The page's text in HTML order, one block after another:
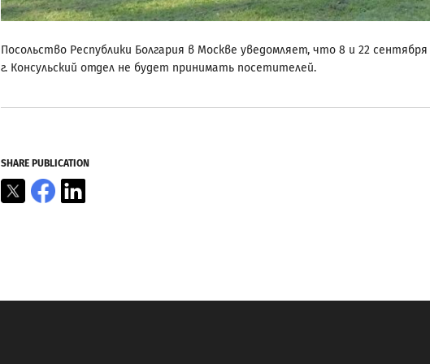
Посольство Республики Болгария в Москве уведомляет, что 8 и 22 сентября
г. Консульский отдел не будет принимать посетителей.
SHARE PUBLICATION
X Facebook